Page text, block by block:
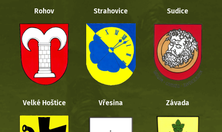
Rohov Strahovice Sudice
Velké Hoštice Vřesina Závada